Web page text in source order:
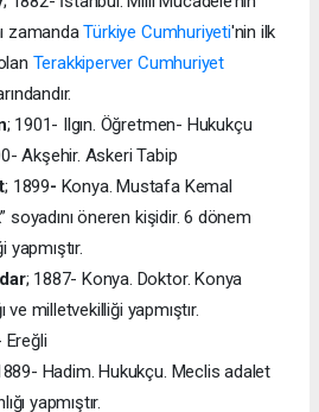
zamandaTürkiye Cumhuriyeti'nin ilk
Terakkiperver Cumhuriyet
; 1901- Ilgın. Öğretmen- Hukukçu
Akşehir. Askeri Tabip
; 1899- Konya. Mustafa Kemal
soyadını öneren kişidir. 6 dönem
; 1887- Konya. Doktor. Konya
ve milletvekilliği yapmıştır.
Ereğli
Hadim. Hukukçu. Meclis adalet
yapmıştır.